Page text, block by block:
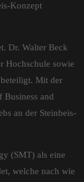
Konzept
Dr. Walter Beck
Hochschule sowie
Mit der
Business and
an der Steinbeis-
(SMT) als eine
welche nach wie